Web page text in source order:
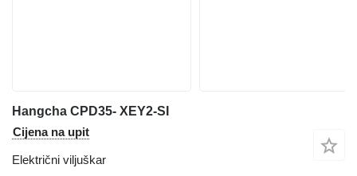
Hangcha CPD35- XEY2-SI
Cijena na upit
Električni viljuškar